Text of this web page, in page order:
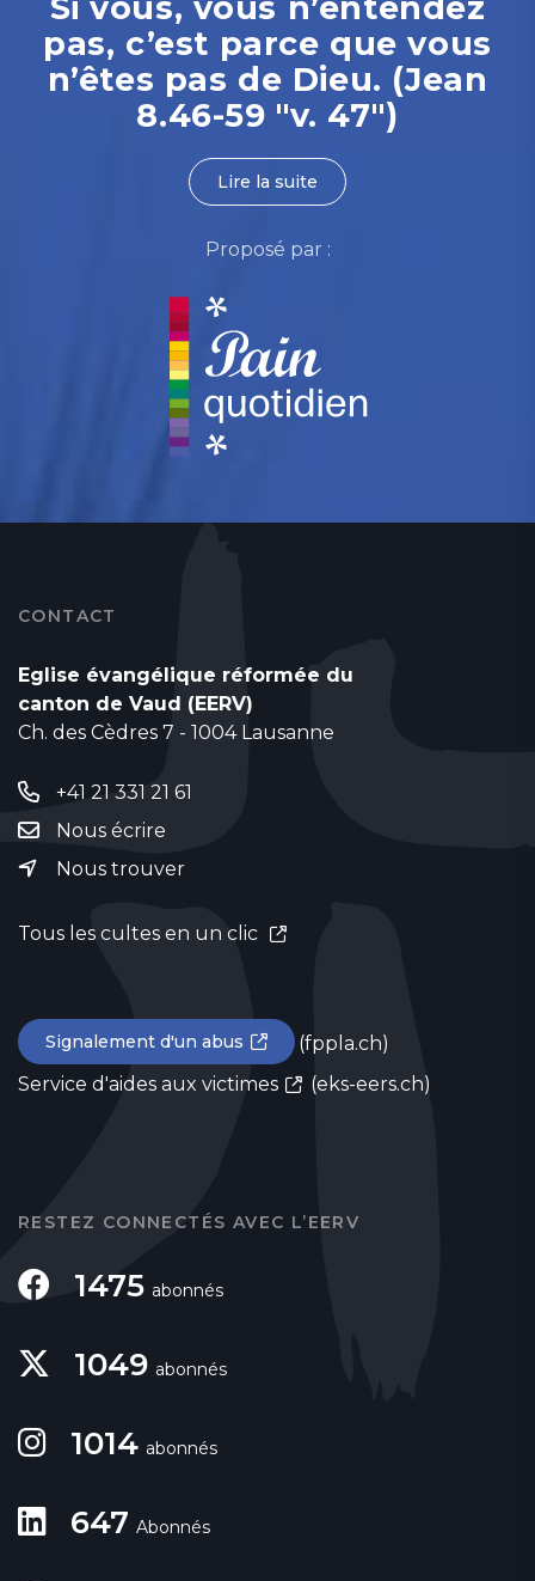
pas, c’est parce que vous
n’êtes pas de Dieu. (Jean
8.46-59 "v. 47")
Lire la suite
Proposé par :
CONTACT
Eglise évangélique réformée du
canton de Vaud (EERV)
Ch. des Cèdres 7 - 1004 Lausanne
+41 21 331 21 61
Nous écrire
Nous trouver
Tous les cultes en un clic
Signalement d'un abus
(fppla.ch)
Service d'aides aux victimes
(eks-eers.ch)
RESTEZ CONNECTÉS AVEC L’EERV
1475 abonnés
1049 abonnés
1014 abonnés
647 Abonnés